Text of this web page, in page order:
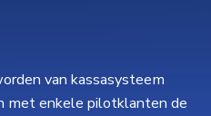
van kassasysteem
met enkele pilotklanten de